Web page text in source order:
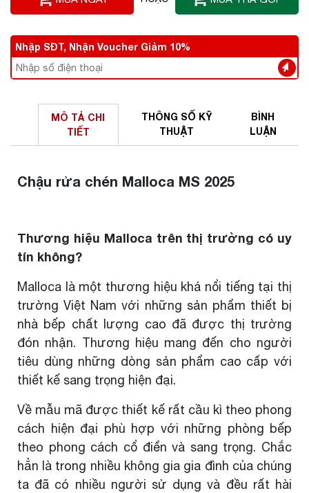
Nhập SĐT, Nhận Voucher Giảm 10%
MÔ TẢ CHI
TIẾT
THÔNG SỐ KỸ
THUẬT
BÌNH
LUẬN
Chậu rửa chén Malloca MS 2025
Thương hiệu Malloca trên thị trường có uy
tín không?
Malloca là một thương hiệu khá nổi tiếng tại thị
trường Việt Nam với những sản phẩm thiết bị
nhà bếp chất lượng cao đã được thị trường
đón nhận. Thương hiệu mang đến cho người
tiêu dùng những dòng sản phẩm cao cấp với
thiết kế sang trọng hiện đại.
Về mẫu mã được thiết kế rất cầu kì theo phong
cách hiện đại phù hợp với những phòng bếp
theo phong cách cổ điển và sang trọng. Chắc
hẳn là trong nhiều không gia gia đình của chúng
ta đã có nhiều người sử dụng và đều rất hài